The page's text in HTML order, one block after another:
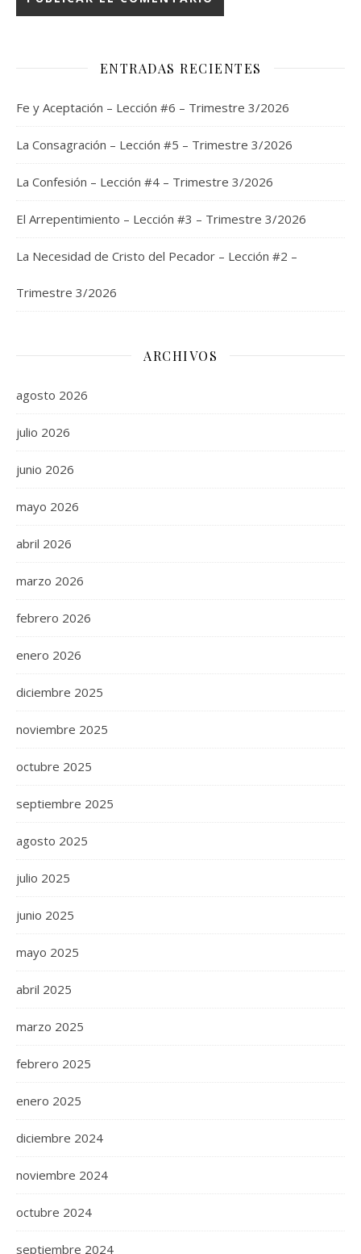
ENTRADAS RECIENTES
Fe y Aceptación – Lección #6 – Trimestre 3/2026
La Consagración – Lección #5 – Trimestre 3/2026
La Confesión – Lección #4 – Trimestre 3/2026
El Arrepentimiento – Lección #3 – Trimestre 3/2026
La Necesidad de Cristo del Pecador – Lección #2 –
Trimestre 3/2026
ARCHIVOS
agosto 2026
julio 2026
junio 2026
mayo 2026
abril 2026
marzo 2026
febrero 2026
enero 2026
diciembre 2025
noviembre 2025
octubre 2025
septiembre 2025
agosto 2025
julio 2025
junio 2025
mayo 2025
abril 2025
marzo 2025
febrero 2025
enero 2025
diciembre 2024
noviembre 2024
octubre 2024
septiembre 2024